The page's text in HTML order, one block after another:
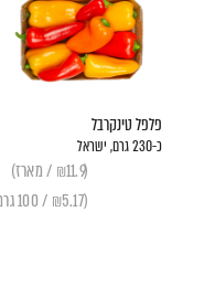
פלפל טינקרבל
כ-230 גרם, ישראל
(₪11.9 / מארז)
(₪5.17 / 100 גרם)